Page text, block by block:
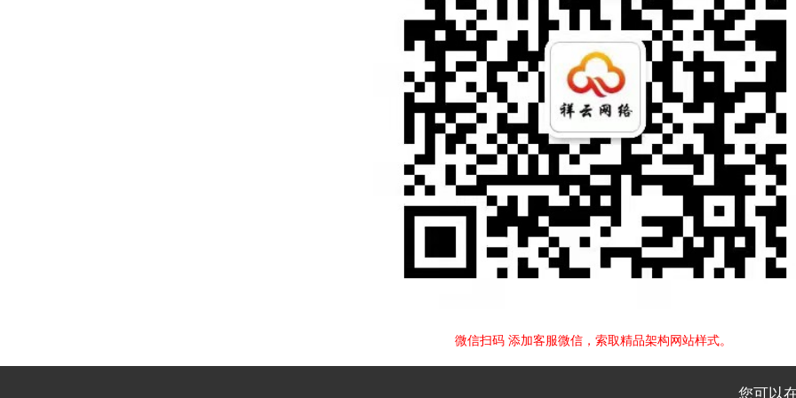
微信扫码 添加客服微信，索取精品架构网站样式。
您可以